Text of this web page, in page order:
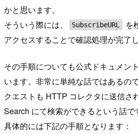
かと思います。
そういう際には、
SubscribeURL
を
アクセスすることで確認処理が完了し
その手順についても公式ドキュメン
います。非常に単純な話ではあるの
クエストも HTTP コレクタに送信さ
Search にて検索ができるという話で
具体的には下記の手順となります：